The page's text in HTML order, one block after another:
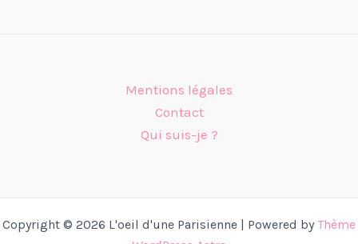
Mentions légales
Contact
Qui suis-je ?
Copyright © 2026 L'oeil d'une Parisienne | Powered by Thème